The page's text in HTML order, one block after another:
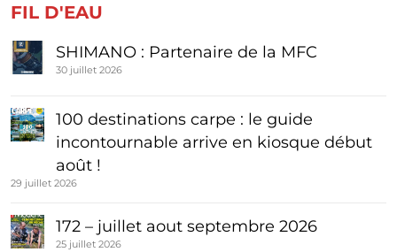
FIL D'EAU
SHIMANO : Partenaire de la MFC
30 juillet 2026
100 destinations carpe : le guide
incontournable arrive en kiosque début
août !
29 juillet 2026
172 – juillet aout septembre 2026
25 juillet 2026